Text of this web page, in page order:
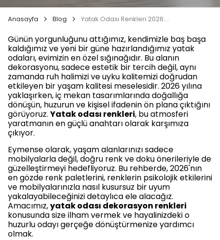
Anasayfa Blog Yatak Odası Renkleri 2026: Trendler ve İlham Veren Fikirler
Günün yorgunluğunu attığımız, kendimizle baş başa
kaldığımız ve yeni bir güne hazırlandığımız yatak
odaları, evimizin en özel sığınağıdır. Bu alanın
dekorasyonu, sadece estetik bir tercih değil, aynı
zamanda ruh halimizi ve uyku kalitemizi doğrudan
etkileyen bir yaşam kalitesi meselesidir. 2026 yılına
yaklaşırken, iç mekan tasarımlarında doğallığa
dönüşün, huzurun ve kişisel ifadenin ön plana çıktığını
görüyoruz. Yatak odası renkleri, bu atmosferi
yaratmanın en güçlü anahtarı olarak karşımıza
çıkıyor.
Eymense olarak, yaşam alanlarınızı sadece
mobilyalarla değil, doğru renk ve doku önerileriyle de
güzelleştirmeyi hedefliyoruz. Bu rehberde, 2026'nın
en gözde renk paletlerini, renklerin psikolojik etkilerini
ve mobilyalarınızla nasıl kusursuz bir uyum
yakalayabileceğinizi detaylıca ele alacağız.
Amacımız,yatak odası dekorasyon renkleri
konusunda size ilham vermek ve hayalinizdeki o
huzurlu odayı gerçeğe dönüştürmenize yardımcı
olmak.